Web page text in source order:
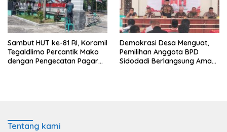
Sambut HUT ke-81 RI, Koramil
Tegaldlimo Percantik Mako
dengan Pengecatan Pagar
Demokrasi Desa Menguat,
Pemilihan Anggota BPD
Sidodadi Berlangsung Aman
Tentang kami